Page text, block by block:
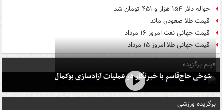
حواله دلار ۱۵۴ هزار و ۴۵۱ تومان شد
قیمت طلا صعودی ماند
قیمت جهانی نفت امروز ۱۶ مرداد
قیمت جهانی طلا امروز ۱۵ مرداد
فیلم برگزیده
شوخی حاج‌قاسم با خبرنگار در عملیات آزادسازی بوکمال
برگزیده ورزشی